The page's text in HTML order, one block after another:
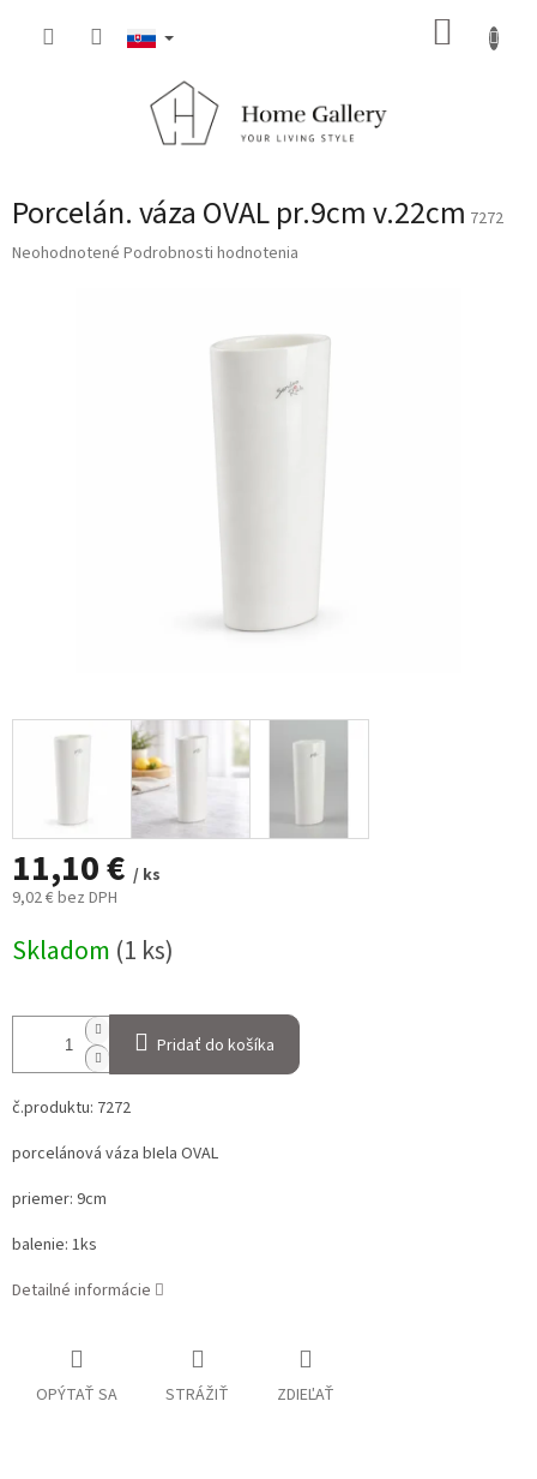
Porcelán. váza OVAL pr.9cm v.22cm 7272
Priemerné
Neohodnotené Podrobnosti hodnotenia
11,10 € / ks
9,02 € bez DPH
cena:
Skladom (1 ks)
Pridať do košíka
č.produktu: 7272
porcelánová váza bIela OVAL
priemer: 9cm
balenie: 1ks
Detailné informácie
OPÝTAŤ SA STRÁŽIŤ ZDIEĽAŤ